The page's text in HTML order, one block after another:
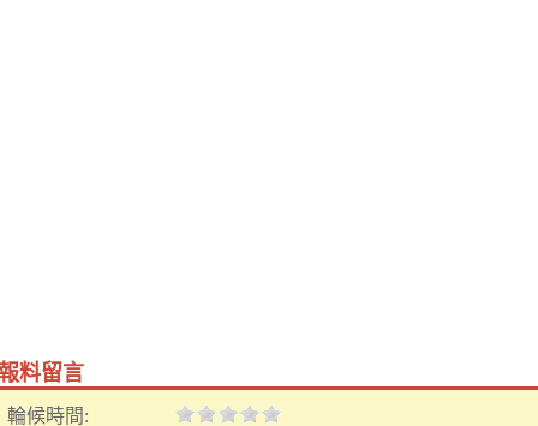
料留言
輪候時間: